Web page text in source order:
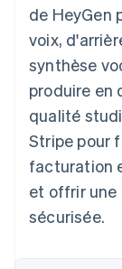
associés
Product
Découvrez
Radar
Prévention
Atlas
de HeyGen
voix,
synthèse
produire en
qualité
Stripe pour
facturation
et offrir une
sécurisée.